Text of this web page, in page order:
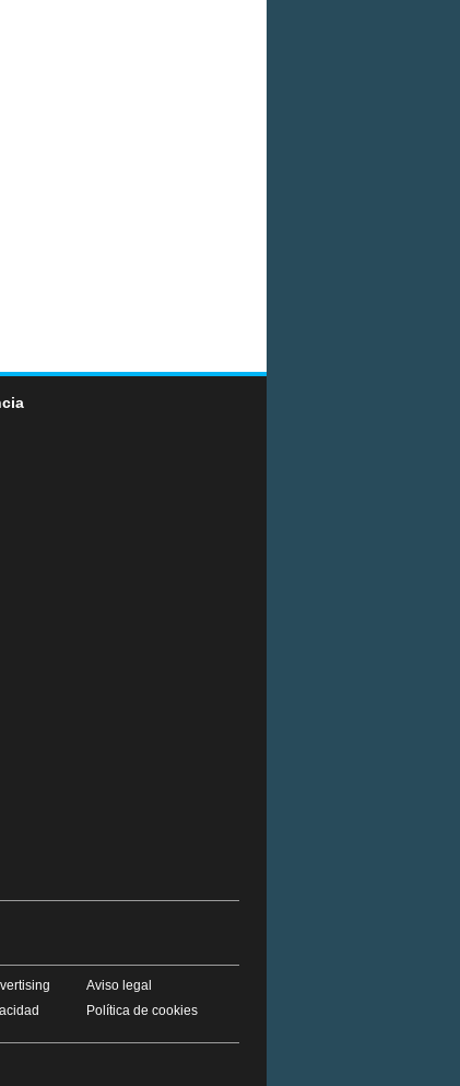
Aviso legal
Política de cookies